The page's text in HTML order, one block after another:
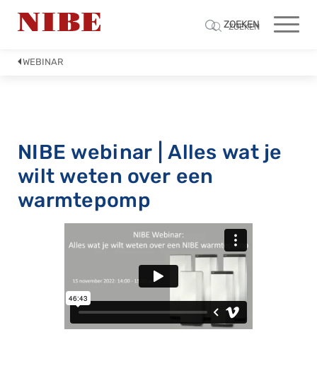
ZOEKEN
ZOEKEN
WEBINAR
NIBE webinar | Alles wat je
wilt weten over een
warmtepomp